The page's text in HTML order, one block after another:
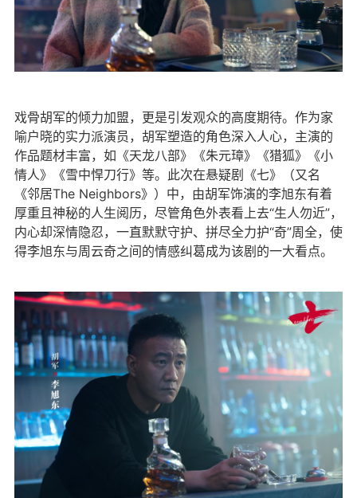
戏骨胡军的倾力加盟，更是引发观众的高度期待。作为家
喻户晓的实力派演员，胡军塑造的角色深入人心，主演的
作品题材丰富，如《天龙八部》《朱元璋》《猎狐》《小
情人》《雪中悍刀行》等。此次在悬疑剧《七》（又名
《邻居The Neighbors》）中，由胡军饰演的李旭东有着
厚重且神秘的人生阅历，尽管角色外表看上去“生人勿近”，
内心却深情隐忍，一直默默守护、拼尽全力护“奇”周全，使
得李旭东与周云奇之间的情感纠葛成为该剧的一大看点。